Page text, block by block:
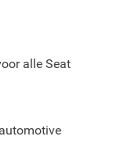
alle Seat